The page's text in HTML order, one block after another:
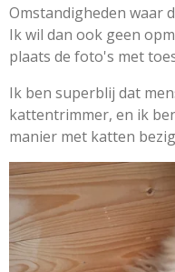
Omstandigheden waar
Ik wil dan ook geen
plaats de foto's met
Ik ben superblij dat
kattentrimmer, en ik
manier met katten